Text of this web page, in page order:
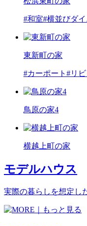
#和室#横並びダ
東新町の家
#カーポート #リ
鳥原の家4
横越上町の家
モデルハウス
実際の暮らしを想定し